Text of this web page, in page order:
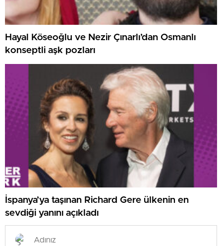
Hayal Köseoğlu ve Nezir Çınarlı’dan Osmanlı
konseptli aşk pozları
İspanya’ya taşınan Richard Gere ülkenin en
sevdiği yanını açıkladı